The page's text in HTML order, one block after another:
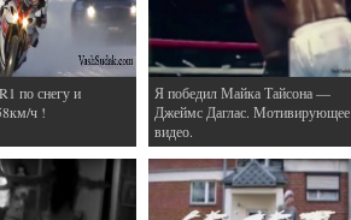
по снегу и
ч !
Я победил Майка Тайсона —
Джеймс Даглас. Мотивирующее
видео.